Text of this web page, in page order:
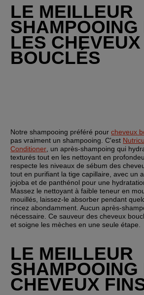
LE MEILLEUR
SHAMPOOING
LES CHEVEUX
BOUCLÉS
Notre shampooing préféré pour cheveux
pas vraiment un shampooing. C'est
Conditioner , un après-shampoing qui
texturés tout en les nettoyant en
respecte les niveaux de sébum des
tout en purifiant la tige capillaire, avec un
jojoba et de panthénol pour une
Massez le nettoyant à faible teneur en
mouillés, laissez-le absorber pendant
rincez abondamment. Aucun après-
nécessaire. Ce sauveur des cheveux
et soigne les mèches en une seule étape.
LE MEILLEUR
SHAMPOOING
CHEVEUX